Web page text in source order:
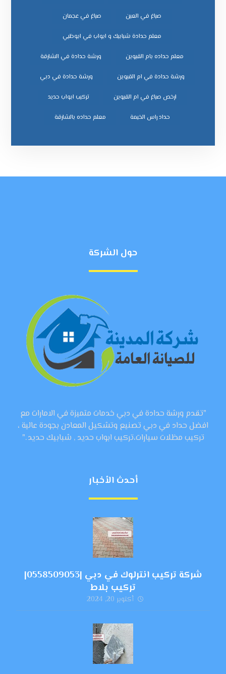
صباغ في العين صباغ في عجمان
معلم حدادة شبابيك و ابواب في ابوظبي
معلم حداده بام القيوين ورشة حدادة في الشارقة
ورشة حدادة في ام القيوين ورشة حدادة في دبي
ﺗﺮﻛﻴﺐ اﺑﻮاب ﺣﺪﻳﺪ
ﺣﺪاد راس اﻟﺨﻴﻤﺔ ﻣﻌﻠﻢ ﺣﺪاده ﺑﺎﻟﺸﺎرﻗﺔ
حول الشركة
"تقدم ورشة حدادة في دبي خدمات متميزة في الامارات مع
افضل حداد في دبي تصنيع وتشكيل المعادن بجودة عالية ،
تركيب مظلات سيارات،تركيب ابواب حديد , شبابيك حديد ."
أحدث الأخبار
شركة تركيب انترلوك في دبي |0558509053|
تركيب بلاط
أكتوبر 20, 2024